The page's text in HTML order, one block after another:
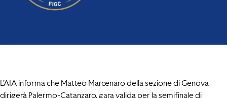
L’AIA informa che Matteo Marcenaro della sezione di Genova
dirigerà Palermo-Catanzaro, gara valida per la semifinale di